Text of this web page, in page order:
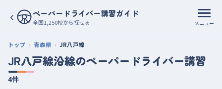
‹ ペーパードライバー講習ガイド
全国1,250校から探せる メニュー
トップ 青森県 JR八戸線
JR八戸線沿線のペーパードライバー講習
4件